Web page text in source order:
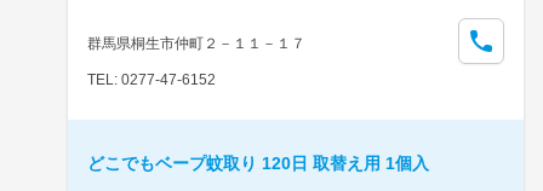
群馬県桐生市仲町２－１１－１７
TEL: 0277-47-6152
どこでもベープ蚊取り 120日 取替え用 1個入